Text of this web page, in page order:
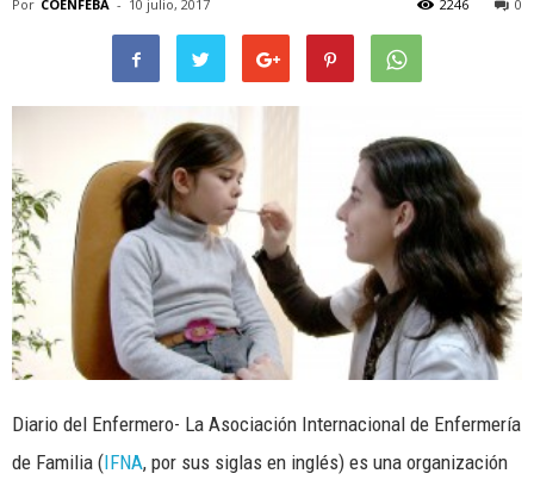
Por COENFEBA - 10 julio, 2017 0
2246
Diario del Enfermero- La Asociación Internacional de Enfermería
de Familia (IFNA, por sus siglas en inglés) es una organización